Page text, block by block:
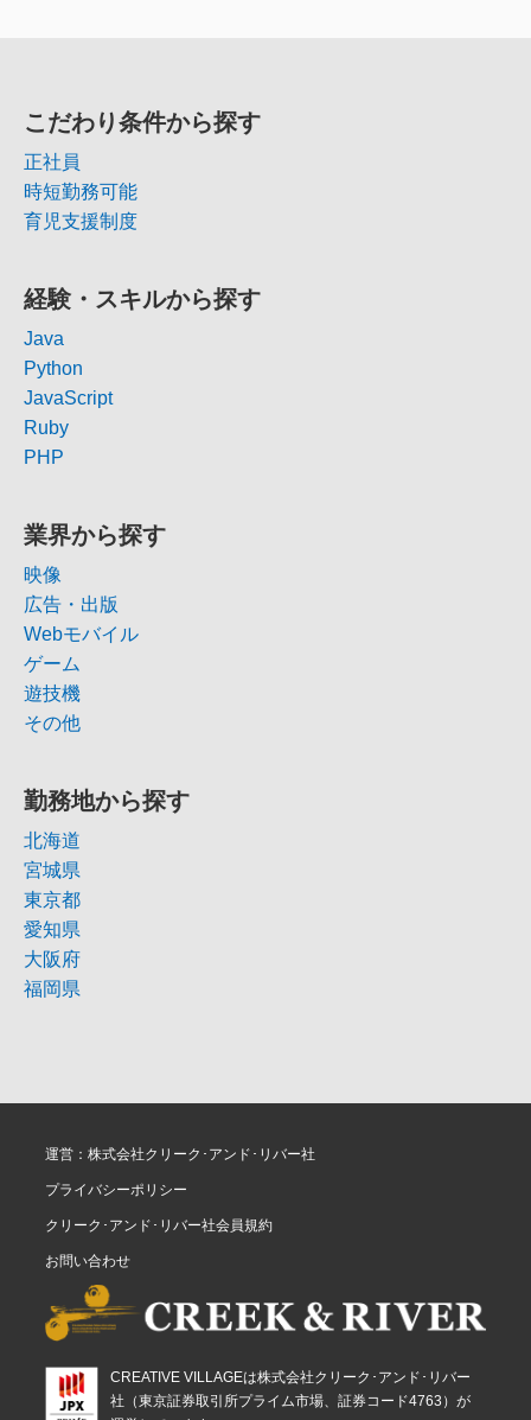
こだわり条件から探す
正社員
時短勤務可能
育児支援制度
経験・スキルから探す
Java
Python
JavaScript
Ruby
PHP
業界から探す
映像
広告・出版
Webモバイル
ゲーム
遊技機
その他
勤務地から探す
北海道
宮城県
東京都
愛知県
大阪府
福岡県
運営：株式会社クリーク･アンド･リバー社
プライバシーポリシー
クリーク･アンド･リバー社会員規約
お問い合わせ
CREATIVE VILLAGEは株式会社クリーク･アンド･リバー
社（東京証券取引所プライム市場、証券コード4763）が